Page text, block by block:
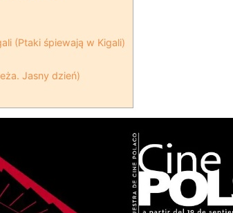
(Ptaki śpiewają w Kigali)
Jasny dzień)